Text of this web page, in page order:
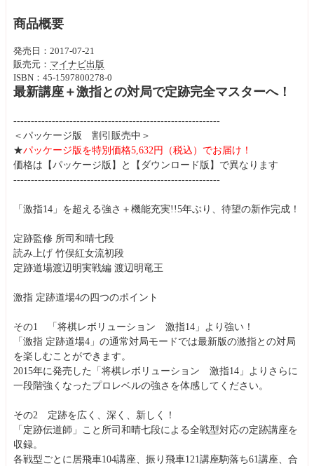
商品概要
発売日：2017-07-21
販売元： マイナビ出版
ISBN：45-1597800278-0
最新講座＋激指との対局で定跡完全マスターへ！
-----------------------------------------------------------
＜パッケージ版 割引販売中＞
★パッケージ版を特別価格5,632円（税込）でお届け！
価格は【パッケージ版】と【ダウンロード版】で異なります
-----------------------------------------------------------
「激指14」を超える強さ＋機能充実!!5年ぶり、待望の新作完成！
定跡監修 所司和晴七段
読み上げ 竹俣紅女流初段
定跡道場渡辺明実戦編 渡辺明竜王
激指 定跡道場4の四つのポイント
その1 「将棋レボリューション 激指14」より強い！
「激指 定跡道場4」の通常対局モードでは最新版の激指との対局
を楽しむことができます。
2015年に発売した「将棋レボリューション 激指14」よりさらに
一段階強くなったプロレベルの強さを体感してください。
その2 定跡を広く、深く、新しく！
「定跡伝道師」こと所司和晴七段による全戦型対応の定跡講座を
収録。
各戦型ごとに居飛車104講座、振り飛車121講座駒落ち61講座、合